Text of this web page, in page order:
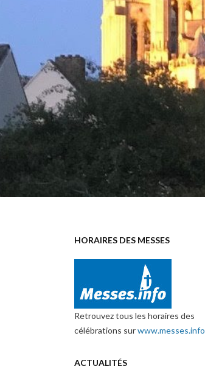
HORAIRES DES MESSES
Retrouvez tous les horaires des
célébrations surwww.messes.info
ACTUALITÉS